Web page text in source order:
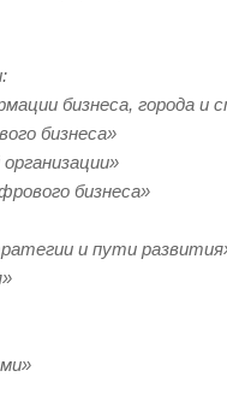
бизнеса, города и
бизнеса»
бизнеса»
и пути